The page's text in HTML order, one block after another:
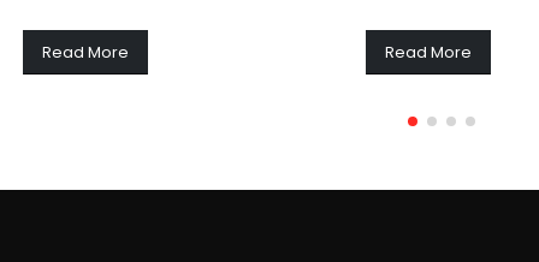
Read More Read More